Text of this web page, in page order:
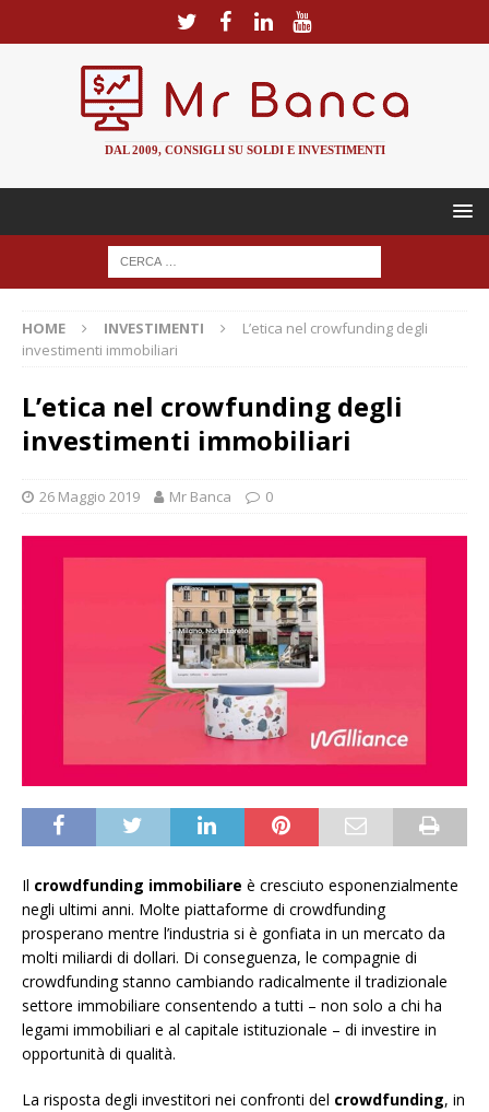
DAL 2009, CONSIGLI SU SOLDI E INVESTIMENTI
HOME INVESTIMENTI
L’etica nel crowfunding degli
investimenti immobiliari
L’etica nel crowfunding degli
investimenti immobiliari
26 Maggio 2019 Mr Banca 0
Il crowdfunding immobiliare è cresciuto esponenzialmente
negli ultimi anni. Molte piattaforme di crowdfunding
prosperano mentre l’industria si è gonfiata in un mercato da
molti miliardi di dollari. Di conseguenza, le compagnie di
crowdfunding stanno cambiando radicalmente il tradizionale
settore immobiliare consentendo a tutti – non solo a chi ha
legami immobiliari e al capitale istituzionale – di investire in
opportunità di qualità.
La risposta degli investitori nei confronti del crowdfunding, in